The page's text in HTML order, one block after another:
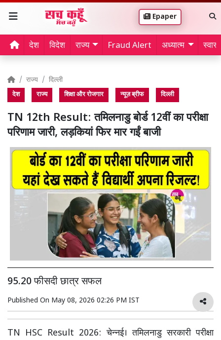
Epaper
देश विदेश राज्य Fraud Alert अध्यात्म
राज्य दिल्ली
देश राज्य शिक्षा और रोजगार न्यूज़ ब्रीफ दिल्ली
TN 12th Result: तमिलनाडु बोर्ड 12वीं का परीक्षा
परिणाम जारी, लड़कियां फिर मार गईं बाजी
95.20 फीसदी छात्र सफल
Published On May 08, 2026 02:26 PM IST
TN HSC Result 2026: चेन्नई। तमिलनाडु सरकारी परीक्षा